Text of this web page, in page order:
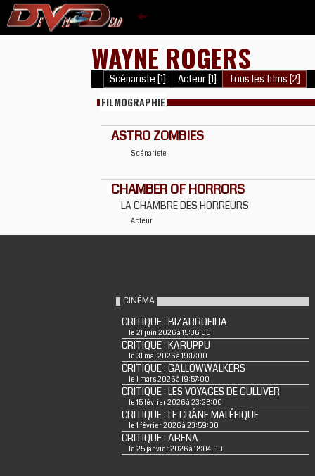
WAYNE ROGERS
Scénariste [1] Acteur [1] Tous les films [2]
FILMOGRAPHIE
ASTRO ZOMBIES
Scénariste
CHAMBER OF HORRORS
LA CHAMBRE DES HORREURS
Acteur
CINÉMA
CRITIQUE : BIZARROFILIA
le 21 juin 2026 à 15:36:00
CRITIQUE : KARUPPU
le 31 mai 2026 à 19:17:00
CRITIQUE : GALLOWWALKERS
le 1 mars 2026 à 19:57:00
CRITIQUE : LES VOYAGES DE GULLIVER
le 15 février 2026 à 23:28:00
CRITIQUE : LE CRÂNE MALÉFIQUE
le 1 février 2026 à 23:59:00
CRITIQUE : ARENA
le 25 janvier 2026 à 18:04:00